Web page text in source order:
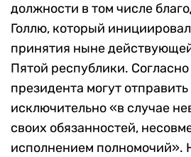
должности в том числе
Голлю, который
принятия ныне
Пятой республики.
президента могут отправить
исключительно «в случае
своих обязанностей,
исполнением полномочий».